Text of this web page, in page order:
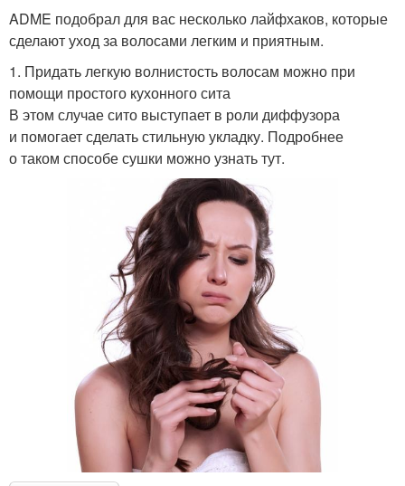
ADME подобрал для вас несколько лайфхаков, которые
сделают уход за волосами легким и приятным.
1. Придать легкую волнистость волосам можно при
помощи простого кухонного сита
В этом случае сито выступает в роли диффузора
и помогает сделать стильную укладку. Подробнее
о таком способе сушки можно узнать тут.